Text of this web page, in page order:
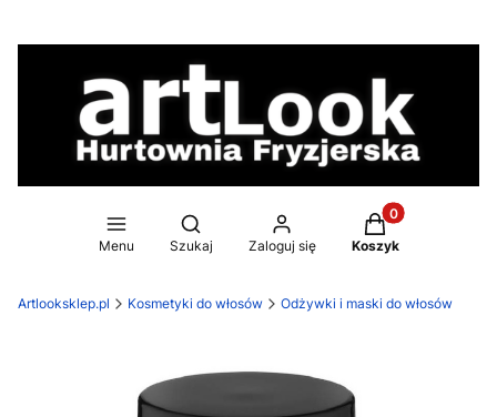
Menu
Otwórz wyszukiwarkę
Szukaj Zaloguj się
Produkty w
Koszyk
Artlooksklep.pl Kosmetyki do włosów Odżywki i maski do włosów